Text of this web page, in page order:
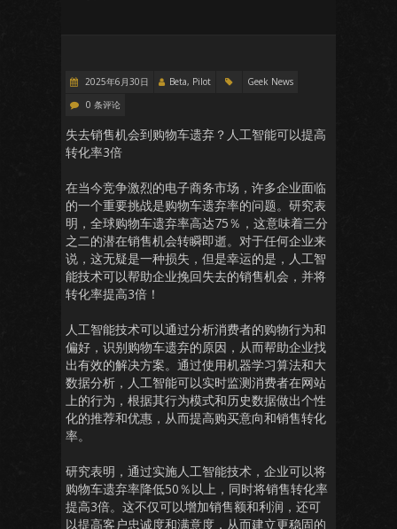
2025年6月30日 Beta, Pilot
Geek News
0 条评论
失去销售机会到购物车遗弃？人工智能可以提高
转化率3倍
在当今竞争激烈的电子商务市场，许多企业面临
的一个重要挑战是购物车遗弃率的问题。研究表
明，全球购物车遗弃率高达75％，这意味着三分
之二的潜在销售机会转瞬即逝。对于任何企业来
说，这无疑是一种损失，但是幸运的是，人工智
能技术可以帮助企业挽回失去的销售机会，并将
转化率提高3倍！
人工智能技术可以通过分析消费者的购物行为和
偏好，识别购物车遗弃的原因，从而帮助企业找
出有效的解决方案。通过使用机器学习算法和大
数据分析，人工智能可以实时监测消费者在网站
上的行为，根据其行为模式和历史数据做出个性
化的推荐和优惠，从而提高购买意向和销售转化
率。
研究表明，通过实施人工智能技术，企业可以将
购物车遗弃率降低50％以上，同时将销售转化率
提高3倍。这不仅可以增加销售额和利润，还可
以提高客户忠诚度和满意度，从而建立更稳固的